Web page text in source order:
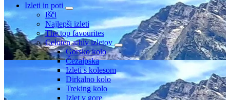
Izleti in poti
Išči
Najlepši izleti
The top favourites
Celoten arhiv izletov
Gorsko kolo
Čezalpska
Izleti s kolesom
Dirkalno kolo
Treking kolo
Izlet v gore